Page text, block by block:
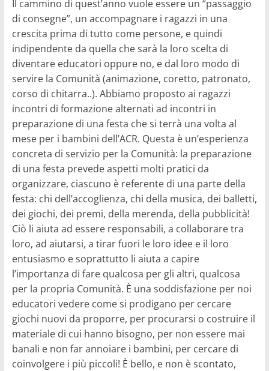
Il cammino di quest’anno vuole essere un “passaggio
di consegne”, un accompagnare i ragazzi in una
crescita prima di tutto come persone, e quindi
indipendente da quella che sarà la loro scelta di
diventare educatori oppure no, e dal loro modo di
servire la Comunità (animazione, coretto, patronato,
corso di chitarra..). Abbiamo proposto ai ragazzi
incontri di formazione alternati ad incontri in
preparazione di una festa che si terrà una volta al
mese per i bambini dell’ACR. Questa è un’esperienza
concreta di servizio per la Comunità: la preparazione
di una festa prevede aspetti molti pratici da
organizzare, ciascuno è referente di una parte della
festa: chi dell’accoglienza, chi della musica, dei balletti,
dei giochi, dei premi, della merenda, della pubblicità!
Ciò li aiuta ad essere responsabili, a collaborare tra
loro, ad aiutarsi, a tirar fuori le loro idee e il loro
entusiasmo e soprattutto li aiuta a capire
l’importanza di fare qualcosa per gli altri, qualcosa
per la propria Comunità. È una soddisfazione per noi
educatori vedere come si prodigano per cercare
giochi nuovi da proporre, per procurarsi o costruire il
materiale di cui hanno bisogno, per non essere mai
banali e non far annoiare i bambini, per cercare di
coinvolgere i più piccoli! È bello, e non è scontato,